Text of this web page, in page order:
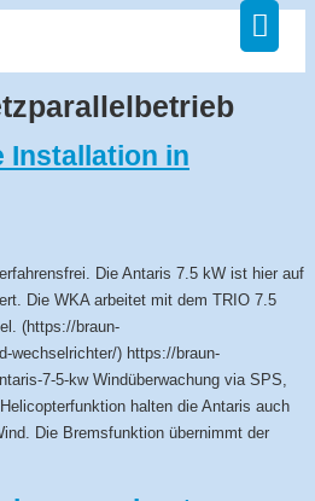
Installation in
Die Antaris 7.5 kW ist hier auf
Die WKA arbeitet mit dem TRIO 7.5
(https://braun-
wechselrichter/) https://braun-
7-5-kw Windüberwachung via SPS,
halten die Antaris auch
Die Bremsfunktion übernimmt der